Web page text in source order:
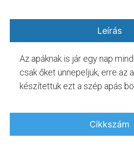
Leírás
Cikkszám
Az apáknak is jár egy nap
csak őket ünnepeljük, erre az
készítettük ezt a szép apás